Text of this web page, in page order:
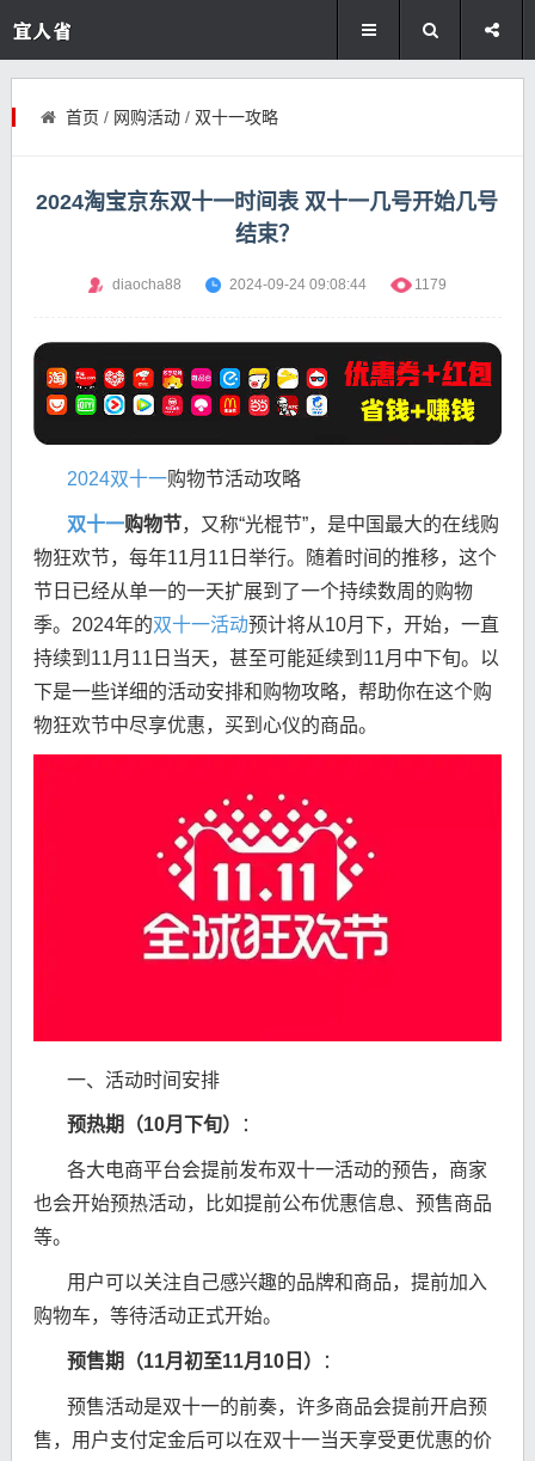
首页 / 网购活动/ 双十一攻略
2024淘宝京东双十一时间表 双十一几号开始几号
结束？
diaocha88 2024-09-24 09:08:44 1179
2024双十一购物节活动攻略
双十一购物节，又称“光棍节”，是中国最大的在线购
物狂欢节，每年11月11日举行。随着时间的推移，这个
节日已经从单一的一天扩展到了一个持续数周的购物
季。2024年的双十一活动预计将从10月下，开始，一直
持续到11月11日当天，甚至可能延续到11月中下旬。以
下是一些详细的活动安排和购物攻略，帮助你在这个购
物狂欢节中尽享优惠，买到心仪的商品。
一、活动时间安排
预热期（10月下旬） ：
各大电商平台会提前发布双十一活动的预告，商家
也会开始预热活动，比如提前公布优惠信息、预售商品
等。
用户可以关注自己感兴趣的品牌和商品，提前加入
购物车，等待活动正式开始。
预售期（11月初至11月10日） ：
预售活动是双十一的前奏，许多商品会提前开启预
售，用户支付定金后可以在双十一当天享受更优惠的价